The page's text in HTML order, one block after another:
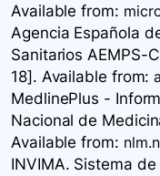
Available from:
Agencia Española
Sanitarios AEMPS-
18]. Available from:
MedlinePlus -
Nacional de
Available from:
INVIMA. Sistema